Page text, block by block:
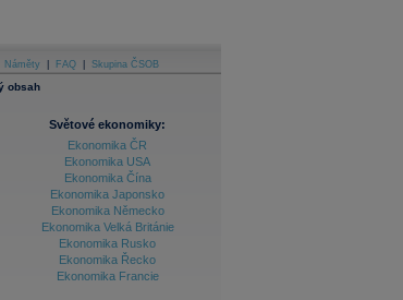
Náměty FAQ Skupina ČSOB
obsah
Světové ekonomiky:
Ekonomika ČR
Ekonomika USA
Ekonomika Čína
Ekonomika Japonsko
Ekonomika Německo
Ekonomika Velká Británie
Ekonomika Rusko
Ekonomika Řecko
Ekonomika Francie